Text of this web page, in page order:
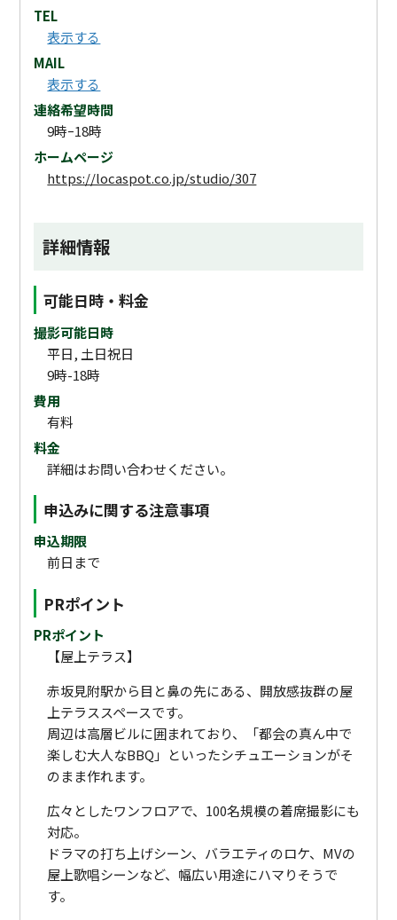
TEL
表示する
MAIL
表示する
連絡希望時間
9時ｰ18時
ホームページ
https://locaspot.co.jp/studio/307
詳細情報
可能日時・料金
撮影可能日時
平日, 土日祝日
9時-18時
費用
有料
料金
詳細はお問い合わせください。
申込みに関する注意事項
申込期限
前日まで
PRポイント
PRポイント
【屋上テラス】
赤坂見附駅から目と鼻の先にある、開放感抜群の屋
上テラススペースです。
周辺は高層ビルに囲まれており、「都会の真ん中で
楽しむ大人なBBQ」といったシチュエーションがそ
のまま作れます。
広々としたワンフロアで、100名規模の着席撮影にも
対応。
ドラマの打ち上げシーン、バラエティのロケ、MVの
屋上歌唱シーンなど、幅広い用途にハマりそうで
す。